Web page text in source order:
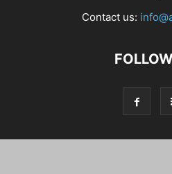
Contact us: